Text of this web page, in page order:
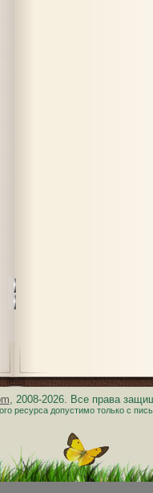
, 2008-2026. Все права
ресурса допустимо только с